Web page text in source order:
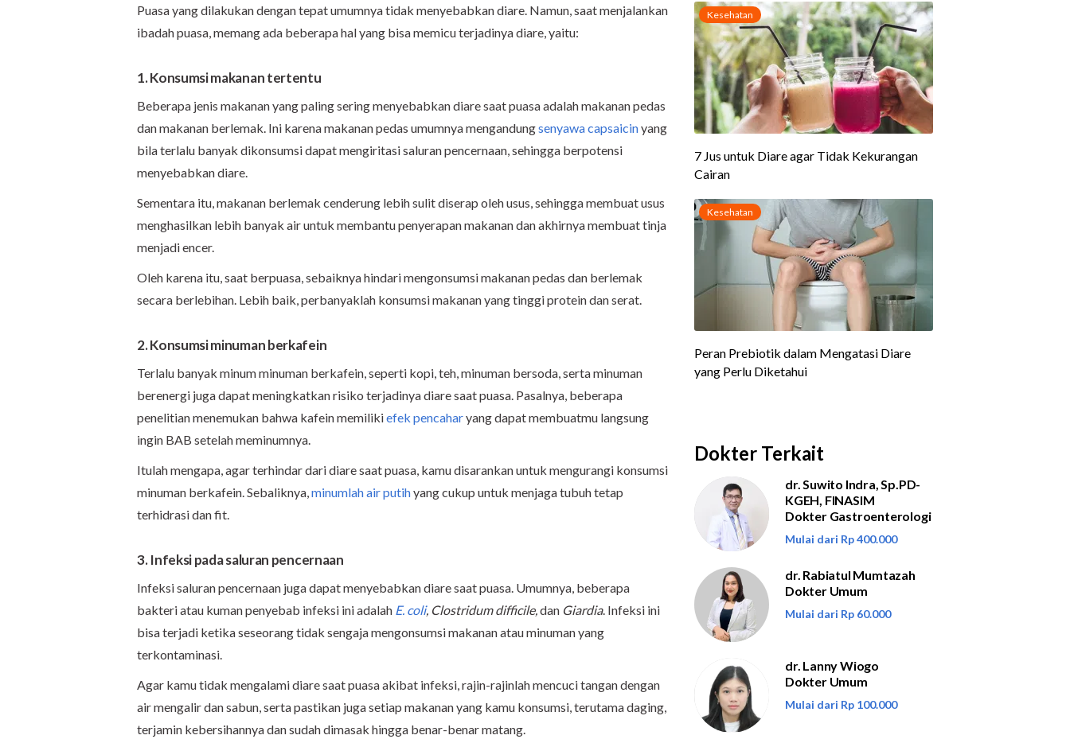
Puasa yang dilakukan dengan tepat umumnya tidak menyebabkan diare. Namun, saat menjalankan
ibadah puasa, memang ada beberapa hal yang bisa memicu terjadinya diare, yaitu:
1. Konsumsi makanan tertentu
Beberapa jenis makanan yang paling sering menyebabkan diare saat puasa adalah makanan pedas
dan makanan berlemak. Ini karena makanan pedas umumnya mengandungsenyawa capsaicinyang
bila terlalu banyak dikonsumsi dapat mengiritasi saluran pencernaan, sehingga berpotensi
menyebabkan diare.
Sementara itu, makanan berlemak cenderung lebih sulit diserap oleh usus, sehingga membuat usus
menghasilkan lebih banyak air untuk membantu penyerapan makanan dan akhirnya membuat tinja
menjadi encer.
Oleh karena itu, saat berpuasa, sebaiknya hindari mengonsumsi makanan pedas dan berlemak
secara berlebihan. Lebih baik, perbanyaklah konsumsi makanan yang tinggi protein dan serat.
2. Konsumsi minuman berkafein
Terlalu banyak minum minuman berkafein, seperti kopi, teh, minuman bersoda, serta minuman
berenergi juga dapat meningkatkan risiko terjadinya diare saat puasa. Pasalnya, beberapa
penelitian menemukan bahwa kafein memilikiefek pencaharyang dapat membuatmu langsung
ingin BAB setelah meminumnya.
Itulah mengapa, agar terhindar dari diare saat puasa, kamu disarankan untuk mengurangi konsumsi
minuman berkafein. Sebaliknya,minumlah air putihyang cukup untuk menjaga tubuh tetap
terhidrasi dan fit.
3. Infeksi pada saluran pencernaan
Infeksi saluran pencernaan juga dapat menyebabkan diare saat puasa. Umumnya, beberapa
bakteri atau kuman penyebab infeksi ini adalah E. coli, Clostridum difficile,dan Giardia. Infeksi ini
bisa terjadi ketika seseorang tidak sengaja mengonsumsi makanan atau minuman yang
terkontaminasi.
Agar kamu tidak mengalami diare saat puasa akibat infeksi, rajin-rajinlah mencuci tangan dengan
air mengalir dan sabun, serta pastikan juga setiap makanan yang kamu konsumsi, terutama daging,
terjamin kebersihannya dan sudah dimasak hingga benar-benar matang.
Dokter Terkait